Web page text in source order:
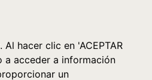
hacer clic en 'ACEPTAR
a acceder a información
un